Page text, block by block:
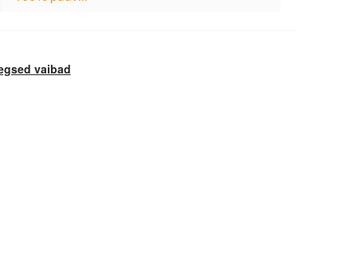
vaibad